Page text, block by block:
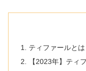
ティファールとは
【2023年】ティ